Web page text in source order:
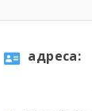
aдресa: